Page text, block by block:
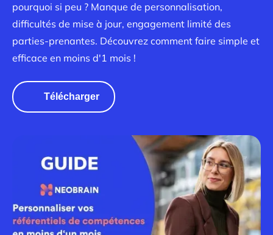
pourquoi si peu ? Manque de personnalisation,
difficultés de mise à jour, engagement limité des
parties-prenantes. Découvrez comment faire simple et
efficace en moins d'1 mois !
Télécharger